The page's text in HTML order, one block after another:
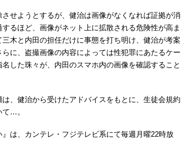
せようとするが、健治は画像がなくなれば証拠が消
るほど、画像がネット上に拡散される危険性が高ま
木と内田の担任だけに事態を打ち明け、健治が考案
に、盗撮画像の内容によっては性犯罪にあたるケー
した珠々が、内田のスマホ内の画像を確認すること
、健治から受けたアドバイスをもとに、生徒会規約
て…。
は、カンテレ・フジテレビ系にて毎週月曜22時放